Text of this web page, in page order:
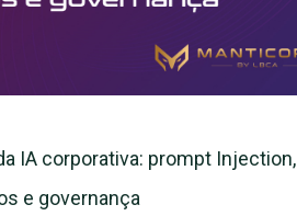
IA corporativa: prompt Injection,
e governança